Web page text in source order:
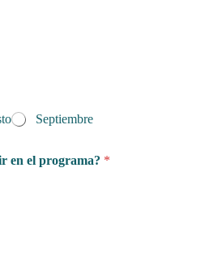
Septiembre
en el programa? *